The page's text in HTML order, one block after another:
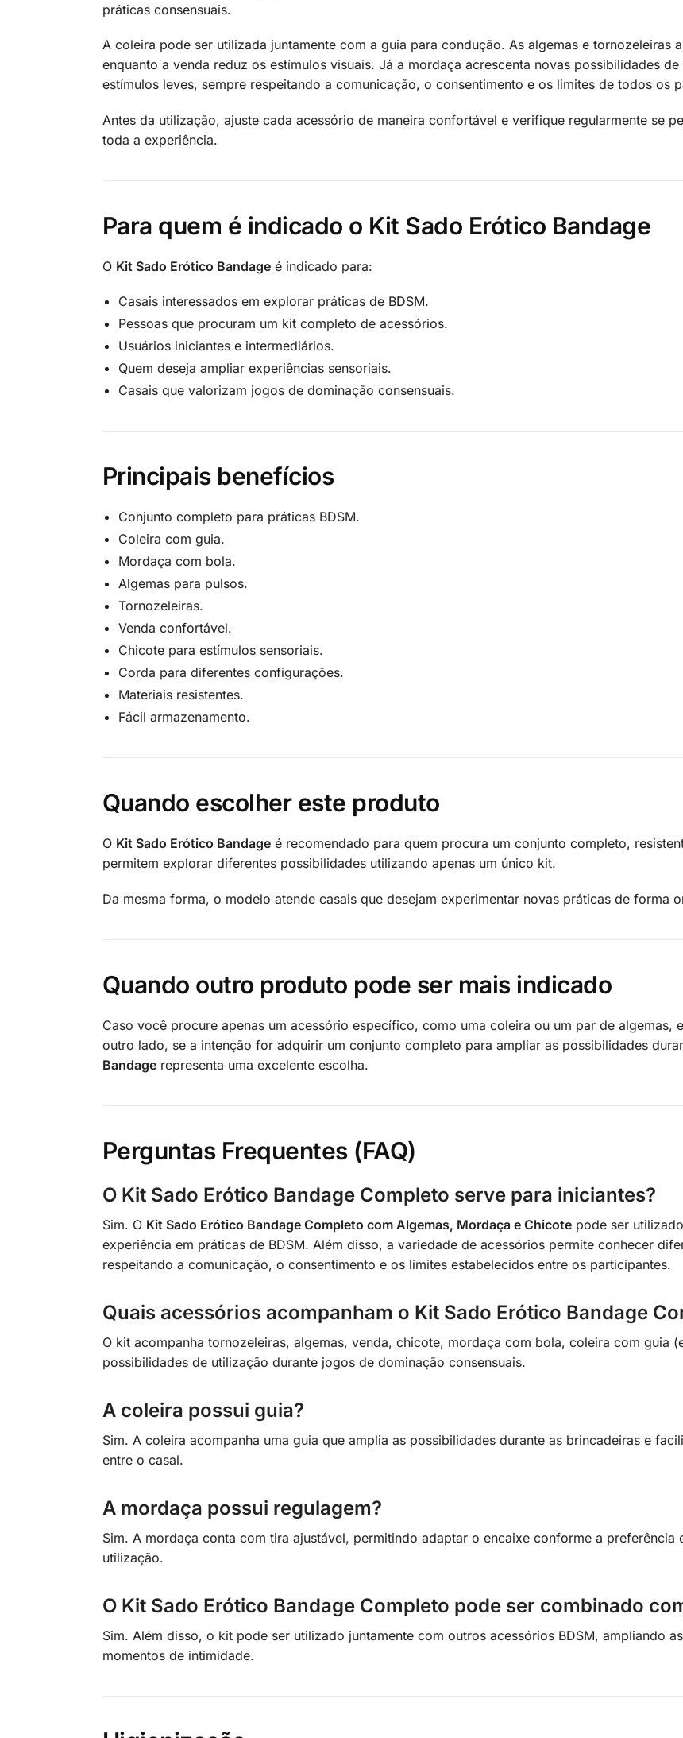
práticas consensuais.
A coleira pode ser utilizada juntamente com a guia para condução. As algemas e tornozeleiras
enquanto a venda reduz os estímulos visuais. Já a mordaça acrescenta novas possibilidades
estímulos leves, sempre respeitando a comunicação, o consentimento e os limites de todos os
Antes da utilização, ajuste cada acessório de maneira confortável e verifique regularmente se
toda a experiência.
Para quem é indicado o Kit Sado Erótico Bandage
O Kit Sado Erótico Bandageé indicado para:
Casais interessados em explorar práticas de BDSM.
Pessoas que procuram um kit completo de acessórios.
Usuários iniciantes e intermediários.
Quem deseja ampliar experiências sensoriais.
Casais que valorizam jogos de dominação consensuais.
Principais benefícios
Conjunto completo para práticas BDSM.
Coleira com guia.
Mordaça com bola.
Algemas para pulsos.
Tornozeleiras.
Venda confortável.
Chicote para estímulos sensoriais.
Corda para diferentes configurações.
Materiais resistentes.
Fácil armazenamento.
Quando escolher este produto
O Kit Sado Erótico Bandageé recomendado para quem procura um conjunto completo,
permitem explorar diferentes possibilidades utilizando apenas um único kit.
Da mesma forma, o modelo atende casais que desejam experimentar novas práticas de forma
Quando outro produto pode ser mais indicado
Caso você procure apenas um acessório específico, como uma coleira ou um par de algemas,
outro lado, se a intenção for adquirir um conjunto completo para ampliar as possibilidades
Bandagerepresenta uma excelente escolha.
Perguntas Frequentes (FAQ)
O Kit Sado Erótico Bandage Completo serve para iniciantes?
Sim. O Kit Sado Erótico Bandage Completo com Algemas, Mordaça e Chicotepode ser
experiência em práticas de BDSM. Além disso, a variedade de acessórios permite conhecer
respeitando a comunicação, o consentimento e os limites estabelecidos entre os participantes.
Quais acessórios acompanham o Kit Sado Erótico Bandage
O kit acompanha tornozeleiras, algemas, venda, chicote, mordaça com bola, coleira com guia
possibilidades de utilização durante jogos de dominação consensuais.
A coleira possui guia?
Sim. A coleira acompanha uma guia que amplia as possibilidades durante as brincadeiras e
entre o casal.
A mordaça possui regulagem?
Sim. A mordaça conta com tira ajustável, permitindo adaptar o encaixe conforme a
utilização.
O Kit Sado Erótico Bandage Completo pode ser combinado
Sim. Além disso, o kit pode ser utilizado juntamente com outros acessórios BDSM, ampliando
momentos de intimidade.